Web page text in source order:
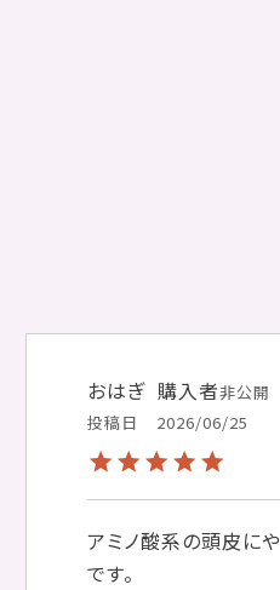
おはぎ 購入者非公開
投稿日
2026/06/25
アミノ酸系の頭皮にや
です。